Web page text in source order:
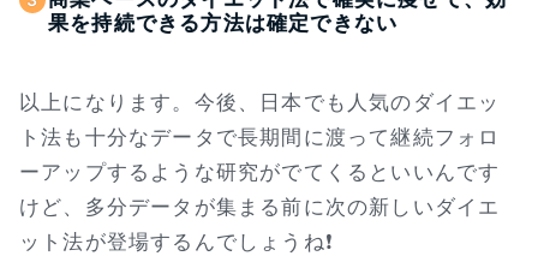
果を持続できる方法は確定できない
以上になります。今後、日本でも人気のダイエッ
ト法も十分なデータで長期間に渡って継続フォロ
ーアップするような研究がでてくるといいんです
けど、多分データが集まる前に次の新しいダイエ
ット法が登場するんでしょうね❗